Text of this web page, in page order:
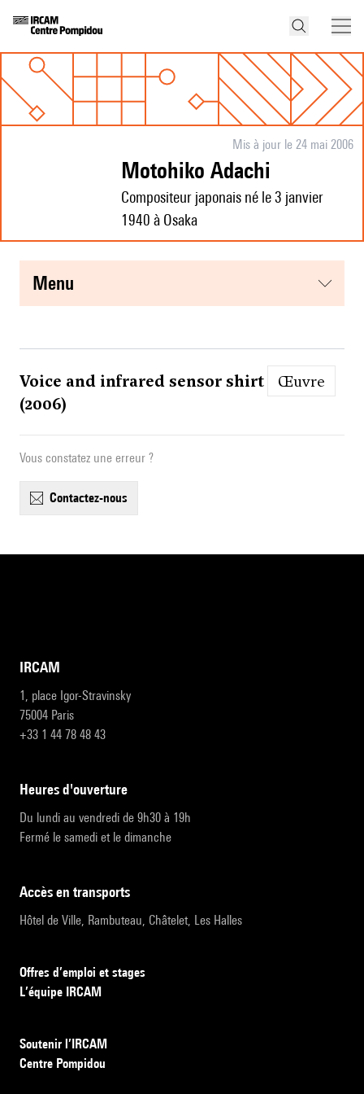
Mis à jour le 24 mai 2006
Motohiko Adachi
Compositeur japonais né le 3 janvier
1940 à Osaka
menu
Voice and infrared sensor shirt
(2006)
Œuvre
Vous constatez une erreur ?
contactez-nous
IRCAM
1, place Igor-Stravinsky
75004 Paris
+33 1 44 78 48 43
heures d'ouverture
Du lundi au vendredi de 9h30 à 19h
Fermé le samedi et le dimanche
accès en transports
Hôtel de Ville, Rambuteau, Châtelet, Les Halles
Offres d’emploi et stages
L’équipe IRCAM
Soutenir l’IRCAM
Centre Pompidou